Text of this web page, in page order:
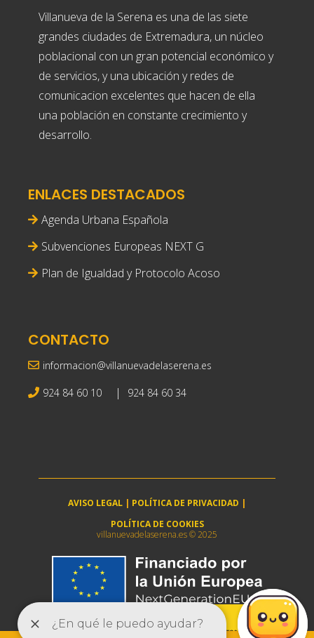
Villanueva de la Serena es una de las siete
grandes ciudades de Extremadura, un núcleo
poblacional con un gran potencial económico y
de servicios, y una ubicación y redes de
comunicacion excelentes que hacen de ella
una población en constante crecimiento y
desarrollo.
ENLACES DESTACADOS
Agenda Urbana Española
Subvenciones Europeas NEXT G
Plan de Igualdad y Protocolo Acoso
CONTACTO
informacion@villanuevadelaserena.es
924 84 60 10 | 924 84 60 34
AVISO LEGAL | POLÍTICA DE PRIVACIDAD |
POLÍTICA DE COOKIES
villanuevadelaserena.es © 2025